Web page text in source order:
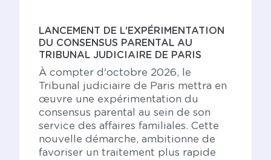
LANCEMENT DE L'EXPÉRIMENTATION
DU CONSENSUS PARENTAL AU
TRIBUNAL JUDICIAIRE DE PARIS
À compter d'octobre 2026, le
Tribunal judiciaire de Paris mettra en
œuvre une expérimentation du
consensus parental au sein de son
service des affaires familiales. Cette
nouvelle démarche, ambitionne de
favoriser un traitement plus rapide